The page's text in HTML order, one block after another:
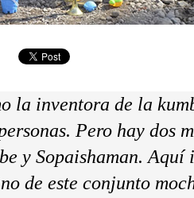
la inventora de la
Pero hay dos
y Sopaishaman. Aquí
de este conjunto